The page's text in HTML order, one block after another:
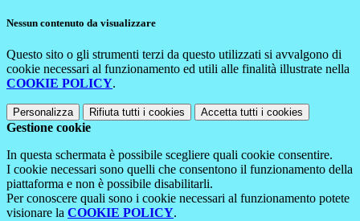
Nessun contenuto da visualizzare
Questo sito o gli strumenti terzi da questo utilizzati si avvalgono di
cookie necessari al funzionamento ed utili alle finalità illustrate nella
COOKIE POLICY.
Personalizza Rifiuta tutti i cookies Accetta tutti i cookies
Gestione cookie
In questa schermata è possibile scegliere quali cookie consentire.
I cookie necessari sono quelli che consentono il funzionamento della
piattaforma e non è possibile disabilitarli.
Per conoscere quali sono i cookie necessari al funzionamento potete
visionare la COOKIE POLICY.